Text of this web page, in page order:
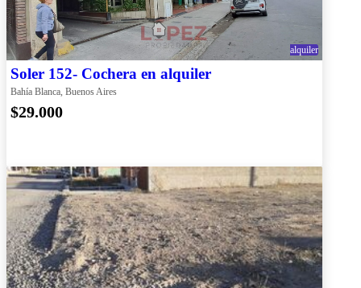
alquiler
Soler 152- Cochera en alquiler
Bahía Blanca, Buenos Aires
$29.000